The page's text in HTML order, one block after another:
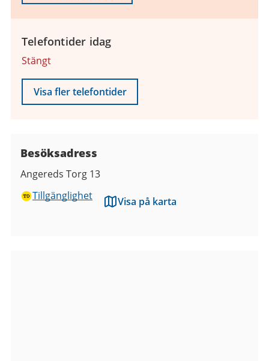
Telefontider idag
Stängt
Visa fler telefontider
Besöksadress
Angereds Torg 13
Tillgänglighet
Visa på karta